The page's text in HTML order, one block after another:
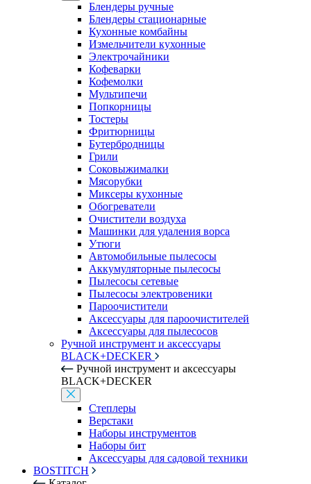
Блендеры ручные
Блендеры стационарные
Кухонные комбайны
Измельчители кухонные
Электрочайники
Кофеварки
Кофемолки
Мультипечи
Попкорницы
Тостеры
Фритюрницы
Бутербродницы
Грили
Соковыжималки
Мясорубки
Миксеры кухонные
Обогреватели
Очистители воздуха
Машинки для удаления ворса
Утюги
Автомобильные пылесосы
Аккумуляторные пылесосы
Пылесосы сетевые
Пылесосы электровеники
Пароочистители
Аксессуары для пароочистителей
Аксессуары для пылесосов
Ручной инструмент и аксессуары
BLACK+DECKER
Ручной инструмент и аксессуары
BLACK+DECKER
Степлеры
Верстаки
Наборы инструментов
Наборы бит
Аксессуары для садовой техники
BOSTITCH